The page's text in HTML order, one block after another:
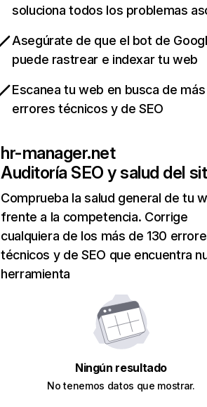
soluciona todos los problemas
Asegúrate de que el bot de
puede rastrear e indexar tu web
Escanea tu web en busca de
errores técnicos y de SEO
hr-manager.net
Auditoría SEO y salud del
Comprueba la salud general de tu
frente a la competencia. Corrige
cualquiera de los más de 130
técnicos y de SEO que encuentra
herramienta
Ningún resultado
No tenemos datos que mostrar.